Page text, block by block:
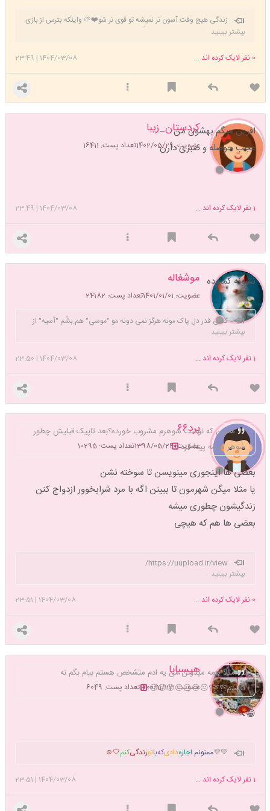
زندگی هیچ وقت آسون تر نمیشه تو قوی تر شو❤️🌱 واینکه بترس از بازی
که فکر میکنی توش برنده ای👍بیشتر ببینید
1404/03/08
|
23:49 0 نفر لایک کرده اند ...
کردستان_زیبا
عضویت: 1402/05/29 تعداد پست: 16411
افرین میگم بهشون من
عجب حوصله و صبری دارن
1404/03/08
|
23:49 1نفر لایک کرده اند ...
موشغاله
عضویت: 1401/01/01 تعداد پست: 24182
نشونه کمبوده
کسی قدر دل پاک مونه هرگز نمی دونه مو "موسی" هم ِبشُم "آسیه" از
"آبُم" نمی گیره.
بیشتر ببینید
1404/03/08
|
23:50 1نفر لایک کرده اند ...
پرد۶۶
عضویت: 1398/05/24 تعداد پست: 10295
همون که نوشت شوهرم مشروب خورده؟بعد تاپیک قبلیش چطور
شوهر میشه پیدا کرد
بعضی ها اینجوری مینویسن تا سوخته نشن
یا مثلا میگن شهرمون تا ببینن اگه با مرد شرابخوور ازدواج کنن
زندگیشون چطوری میشه
بعضی ها هم که هیچی
https://uupload.ir/view/
بگیرین،،،،،،،،،،https://uupload.ir/view/4_دسر_بدون_شیر_9m9y.mp4/
بیشتر ببینید
1404/03/08
|
23:51 0 نفر لایک کرده اند ...
هیسبابا
عضویت: 1400/11/23 تعداد پست: 6049
مثلا همه میدونن من یه ادم متشخص هستم بیام بگم نه
نیستم؟؟؟؟؟😐😐😐😐😐😐😐
😁🔪
💚💜ممنونم اجازه‌دادی‌که‌باتوزندگی‌کنم🤍☺️
1404/03/08
|
23:51 1نفر لایک کرده اند ...